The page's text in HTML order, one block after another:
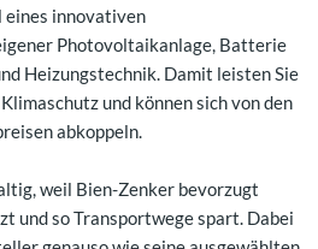
eines innovativen
Photovoltaikanlage, Batterie
Heizungstechnik. Damit leisten Sie
und können sich von den
abkoppeln.
weil Bien-Zenker bevorzugt
und so Transportwege spart. Dabei